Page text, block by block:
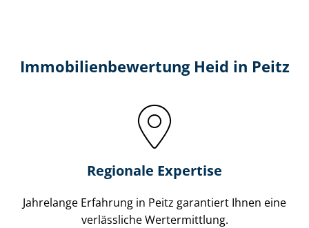
Immobilien­bewertung Heid in Peitz
Regionale Expertise
Jahrelange Erfahrung in Peitz garantiert Ihnen eine
verlässliche Wertermittlung.